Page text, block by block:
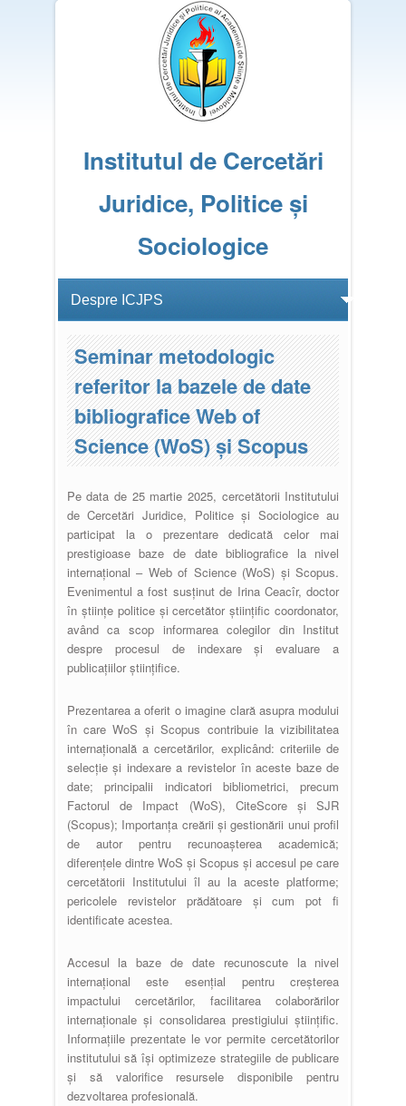
Institutul de Cercetări
Juridice, Politice și
Sociologice
Seminar metodologic
referitor la bazele de date
bibliografice Web of
Science (WoS) și Scopus
Pe data de 25 martie 2025, cercetătorii Institutului
de Cercetări Juridice, Politice și Sociologice au
participat la o prezentare dedicată celor mai
prestigioase baze de date bibliografice la nivel
internațional – Web of Science (WoS) și Scopus.
Evenimentul a fost susținut de Irina Ceacîr, doctor
în științe politice și cercetător științific coordonator,
având ca scop informarea colegilor din Institut
despre procesul de indexare și evaluare a
publicațiilor științifice.
Prezentarea a oferit o imagine clară asupra modului
în care WoS și Scopus contribuie la vizibilitatea
internațională a cercetărilor, explicând: criteriile de
selecție și indexare a revistelor în aceste baze de
date; principalii indicatori bibliometrici, precum
Factorul de Impact (WoS), CiteScore și SJR
(Scopus); Importanța creării și gestionării unui profil
de autor pentru recunoașterea academică;
diferențele dintre WoS și Scopus și accesul pe care
cercetătorii Institutului îl au la aceste platforme;
pericolele revistelor prădătoare și cum pot fi
identificate acestea.
Accesul la baze de date recunoscute la nivel
internațional este esențial pentru creșterea
impactului cercetărilor, facilitarea colaborărilor
internaționale și consolidarea prestigiului științific.
Informațiile prezentate le vor permite cercetătorilor
institutului să își optimizeze strategiile de publicare
și să valorifice resursele disponibile pentru
dezvoltarea profesională.